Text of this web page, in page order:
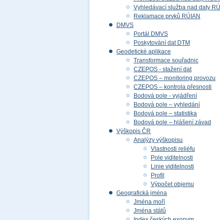
Vyhledávací služba nad daty
Reklamace prvků RÚIAN
DMVS
Portál DMVS
Poskytování dat DTM
Geodetické aplikace
Transformace souřadnic
CZEPOS - stažení dat
CZEPOS – monitoring provozu
CZEPOS – kontrola přesnosti
Bodová pole - vyjádření
Bodová pole – vyhledání
Bodová pole – statistika
Bodová pole – hlášení závad
Výškopis ČR
Analýzy výškopisu
Vlastnosti reliéfu
Pole viditelnosti
Linie viditelnosti
Profil
Výpočet objemu
Geografická jména
Jména moří
Jména států